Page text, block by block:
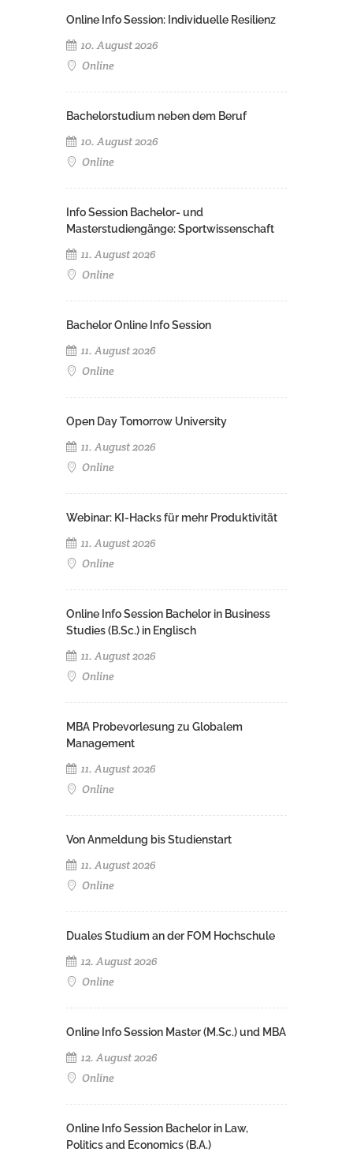
Online Info Session: Individuelle Resilienz
10. August 2026
Online
Bachelorstudium neben dem Beruf
10. August 2026
Online
Info Session Bachelor- und
Masterstudiengänge: Sportwissenschaft
11. August 2026
Online
Bachelor Online Info Session
11. August 2026
Online
Open Day Tomorrow University
11. August 2026
Online
Webinar: KI-Hacks für mehr Produktivität
11. August 2026
Online
Online Info Session Bachelor in Business
Studies (B.Sc.) in Englisch
11. August 2026
Online
MBA Probevorlesung zu Globalem
Management
11. August 2026
Online
Von Anmeldung bis Studienstart
11. August 2026
Online
Duales Studium an der FOM Hochschule
12. August 2026
Online
Online Info Session Master (M.Sc.) und MBA
12. August 2026
Online
Online Info Session Bachelor in Law,
Politics and Economics (B.A.)